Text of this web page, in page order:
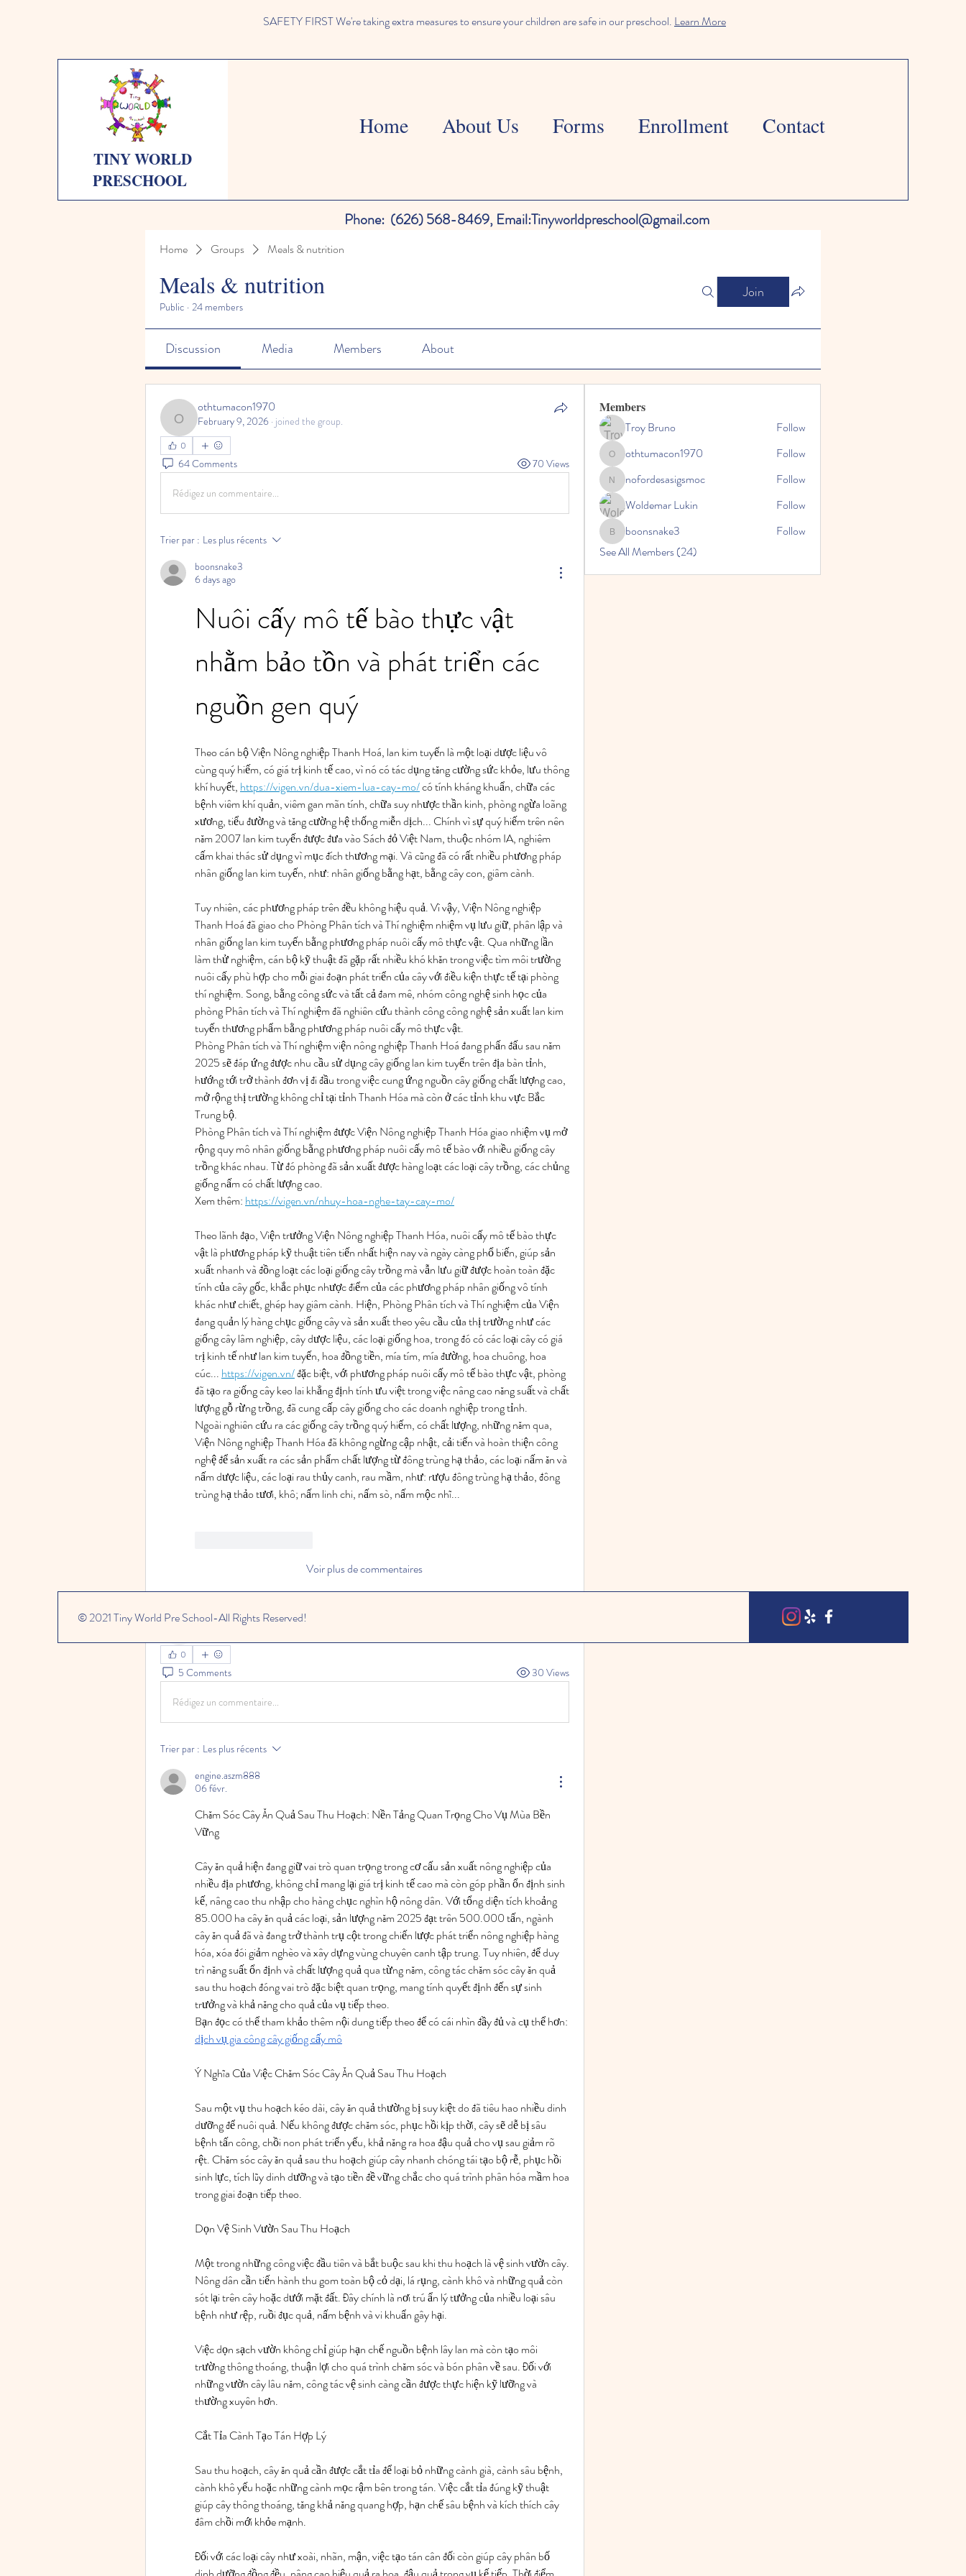
SAFETY FIRST We're taking extra measures to ensure your children are safe in our preschool. Learn More
TINY WORLD
PRESCHOOL
Home About Us Forms Enrollment Contact
Phone: (626) 568-8469, Email:Tinyworldpreschool@gmail.com
Home Groups Meals & nutrition
Meals & nutrition
Public · 24 members
Join
Discussion Media Members About
othtumacon1970
othtumacon1970
February 9, 2026 · joined the group.
0
64 Comments 70 Views
Rédigez un commentaire...
Trier par : Les plus récents
boonsnake3
6 days ago
Nuôi cấy mô tế bào thực vật
nhằm bảo tồn và phát triển các
nguồn gen quý
Theo cán bộ Viện Nông nghiệp Thanh Hoá, lan kim tuyến là một loại dược liệu vô
cùng quý hiếm, có giá trị kinh tế cao, vì nó có tác dụng tăng cường sức khỏe, lưu thông
khí huyết, https://vigen.vn/dua-xiem-lua-cay-mo/ có tính kháng khuẩn, chữa các
bệnh viêm khí quản, viêm gan mãn tính, chữa suy nhược thần kinh, phòng ngừa loãng
xương, tiểu đường và tăng cường hệ thống miễn dịch... Chính vì sự quý hiếm trên nên
năm 2007 lan kim tuyến được đưa vào Sách đỏ Việt Nam, thuộc nhóm IA, nghiêm
cấm khai thác sử dụng vì mục đích thương mại. Và cũng đã có rất nhiều phương pháp
nhân giống lan kim tuyến, như: nhân giống bằng hạt, bằng cây con, giâm cành.
Tuy nhiên, các phương pháp trên đều không hiệu quả. Vì vậy, Viện Nông nghiệp
Thanh Hoá đã giao cho Phòng Phân tích và Thí nghiệm nhiệm vụ lưu giữ, phân lập và
nhân giống lan kim tuyến bằng phương pháp nuôi cấy mô thực vật. Qua những lần
làm thử nghiệm, cán bộ kỹ thuật đã gặp rất nhiều khó khăn trong việc tìm môi trường
nuôi cấy phù hợp cho mỗi giai đoạn phát triển của cây với điều kiện thực tế tại phòng
thí nghiệm. Song, bằng công sức và tất cả đam mê, nhóm công nghệ sinh học của
phòng Phân tích và Thí nghiệm đã nghiên cứu thành công công nghệ sản xuất lan kim
tuyến thương phẩm bằng phương pháp nuôi cấy mô thực vật.
Phòng Phân tích và Thí nghiệm viện nông nghiệp Thanh Hoá đang phấn đấu sau năm
2025 sẽ đáp ứng được nhu cầu sử dụng cây giống lan kim tuyến trên địa bàn tỉnh,
hướng tới trở thành đơn vị đi đầu trong việc cung ứng nguồn cây giống chất lượng cao,
mở rộng thị trường không chỉ tại tỉnh Thanh Hóa mà còn ở các tỉnh khu vực Bắc
Trung bộ.
Phòng Phân tích và Thí nghiệm được Viện Nông nghiệp Thanh Hóa giao nhiệm vụ mở
rộng quy mô nhân giống bằng phương pháp nuôi cấy mô tế bào với nhiều giống cây
trồng khác nhau. Từ đó phòng đã sản xuất được hàng loạt các loại cây trồng, các chủng
giống nấm có chất lượng cao.
Xem thêm: https://vigen.vn/nhuy-hoa-nghe-tay-cay-mo/
Theo lãnh đạo, Viện trưởng Viện Nông nghiệp Thanh Hóa, nuôi cấy mô tế bào thực
vật là phương pháp kỹ thuật tiên tiến nhất hiện nay và ngày càng phổ biến, giúp sản
xuất nhanh và đồng loạt các loại giống cây trồng mà vẫn lưu giữ được hoàn toàn đặc
tính của cây gốc, khắc phục nhược điểm của các phương pháp nhân giống vô tính
khác như chiết, ghép hay giâm cành. Hiện, Phòng Phân tích và Thí nghiệm của Viện
đang quản lý hàng chục giống cây và sản xuất theo yêu cầu của thị trường như các
giống cây lâm nghiệp, cây dược liệu, các loại giống hoa, trong đó có các loại cây có giá
trị kinh tế như lan kim tuyến, hoa đồng tiền, mía tím, mía đường, hoa chuông, hoa
cúc... https://vigen.vn/ đặc biệt, với phương pháp nuôi cấy mô tế bào thực vật, phòng
đã tạo ra giống cây keo lai khẳng định tính ưu việt trong việc nâng cao năng suất và chất
lượng gỗ rừng trồng, đã cung cấp cây giống cho các doanh nghiệp trong tỉnh.
Ngoài nghiên cứu ra các giống cây trồng quý hiếm, có chất lượng, những năm qua,
Viện Nông nghiệp Thanh Hóa đã không ngừng cập nhật, cải tiến và hoàn thiện công
nghệ để sản xuất ra các sản phẩm chất lượng từ đông trùng hạ thảo, các loại nấm ăn và
nấm dược liệu, các loại rau thủy canh, rau mầm, như: rượu đông trùng hạ thảo, đông
trùng hạ thảo tươi, khô; nấm linh chi, nấm sò, nấm mộc nhĩ...
Voir plus de commentaires
muneesba qureshi
0
5 Comments 30 Views
Rédigez un commentaire...
Trier par : Les plus récents
engine.aszm888
06 févr.
Chăm Sóc Cây Ăn Quả Sau Thu Hoạch: Nền Tảng Quan Trọng Cho Vụ Mùa Bền
Vững
Cây ăn quả hiện đang giữ vai trò quan trọng trong cơ cấu sản xuất nông nghiệp của
nhiều địa phương, không chỉ mang lại giá trị kinh tế cao mà còn góp phần ổn định sinh
kế, nâng cao thu nhập cho hàng chục nghìn hộ nông dân. Với tổng diện tích khoảng
85.000 ha cây ăn quả các loại, sản lượng năm 2025 đạt trên 500.000 tấn, ngành
cây ăn quả đã và đang trở thành trụ cột trong chiến lược phát triển nông nghiệp hàng
hóa, xóa đói giảm nghèo và xây dựng vùng chuyên canh tập trung. Tuy nhiên, để duy
trì năng suất ổn định và chất lượng quả qua từng năm, công tác chăm sóc cây ăn quả
sau thu hoạch đóng vai trò đặc biệt quan trọng, mang tính quyết định đến sự sinh
trưởng và khả năng cho quả của vụ tiếp theo.
dịch vụ gia công cây giống cấy mô
Ý Nghĩa Của Việc Chăm Sóc Cây Ăn Quả Sau Thu Hoạch
Sau một vụ thu hoạch kéo dài, cây ăn quả thường bị suy kiệt do đã tiêu hao nhiều dinh
dưỡng để nuôi quả. Nếu không được chăm sóc, phục hồi kịp thời, cây sẽ dễ bị sâu
bệnh tấn công, chồi non phát triển yếu, khả năng ra hoa đậu quả cho vụ sau giảm rõ
rệt. Chăm sóc cây ăn quả sau thu hoạch giúp cây nhanh chóng tái tạo bộ rễ, phục hồi
sinh lực, tích lũy dinh dưỡng và tạo tiền đề vững chắc cho quá trình phân hóa mầm hoa
trong giai đoạn tiếp theo.
Dọn Vệ Sinh Vườn Sau Thu Hoạch
Một trong những công việc đầu tiên và bắt buộc sau khi thu hoạch là vệ sinh vườn cây.
Nông dân cần tiến hành thu gom toàn bộ cỏ dại, lá rụng, cành khô và những quả còn
sót lại trên cây hoặc dưới mặt đất. Đây chính là nơi trú ẩn lý tưởng của nhiều loại sâu
bệnh như rệp, ruồi đục quả, nấm bệnh và vi khuẩn gây hại.
Việc dọn sạch vườn không chỉ giúp hạn chế nguồn bệnh lây lan mà còn tạo môi
trường thông thoáng, thuận lợi cho quá trình chăm sóc và bón phân về sau. Đối với
những vườn cây lâu năm, công tác vệ sinh càng cần được thực hiện kỹ lưỡng và
thường xuyên hơn.
Cắt Tỉa Cành Tạo Tán Hợp Lý
Sau thu hoạch, cây ăn quả cần được cắt tỉa để loại bỏ những cành già, cành sâu bệnh,
cành khô yếu hoặc những cành mọc rậm bên trong tán. Việc cắt tỉa đúng kỹ thuật
giúp cây thông thoáng, tăng khả năng quang hợp, hạn chế sâu bệnh và kích thích cây
đâm chồi mới khỏe mạnh.
Đối với các loại cây như xoài, nhãn, mận, việc tạo tán cân đối còn giúp cây phân bố
Members
Troy Bruno
Follow
othtumacon1970
othtumacon1970 Follow
nofordesasigsmoc
nofordesasigsmoc
Follow
Woldemar Lukin
Follow
boonsnake3
boonsnake3
Follow
See All Members (24)
© 2021 Tiny World Pre School-All Rights Reserved!